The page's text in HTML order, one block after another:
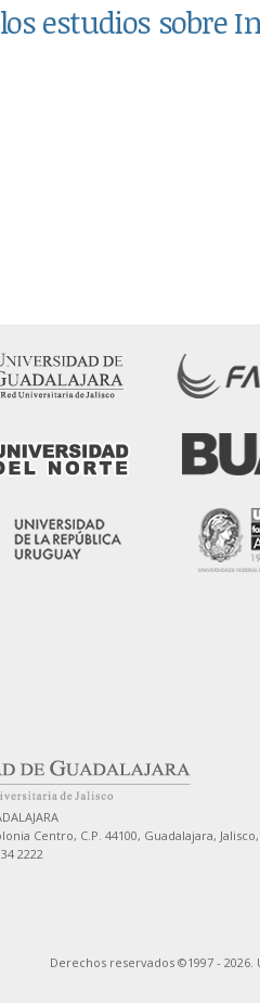
estudios sobre
los estudios sobre
Centro, C.P. 44100, Guadalajara,
2222
Derechos reservados ©1997 -